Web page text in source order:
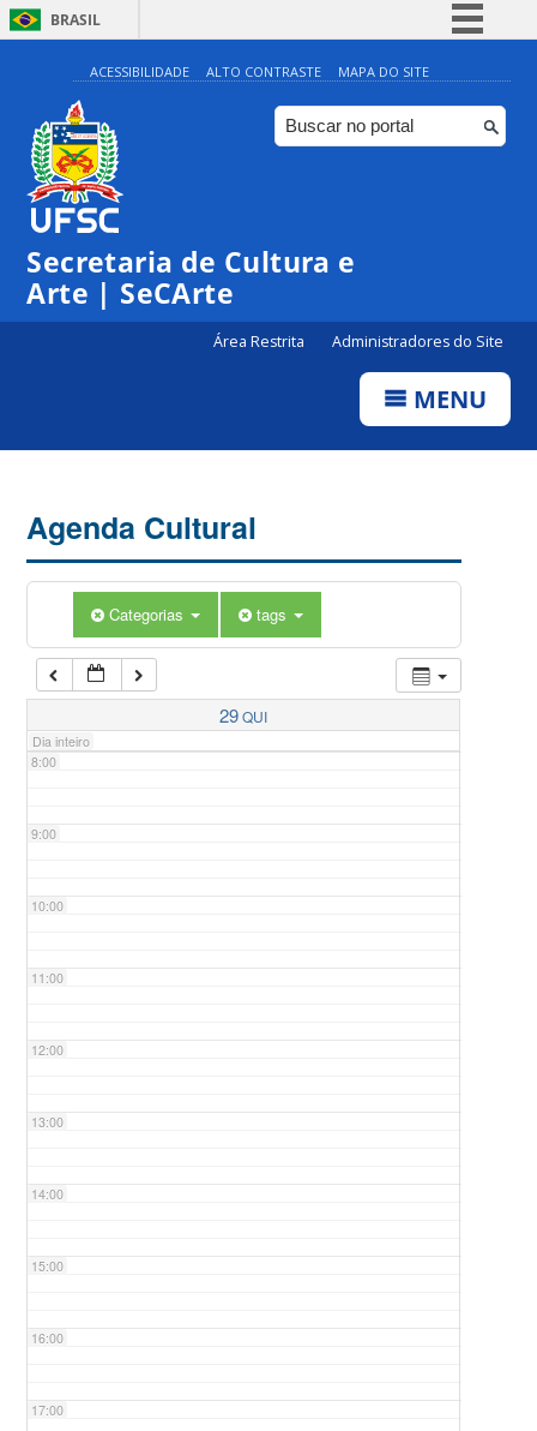
BRASIL
Simplifique!
Comunica BR
Participe
ACESSIBILIDADE ALTO CONTRASTE MAPA DO SITE
Secretaria de Cultura e
Arte | SeCArte
Área Restrita Administradores do Site
MENU
Agenda Cultural
Categorias tags
29QUI
Dia inteiro
0:00
1:00
5:00
7:00
8:00
9:00
10:00
11:00
12:00
13:00
14:00
15:00
16:00
17:00